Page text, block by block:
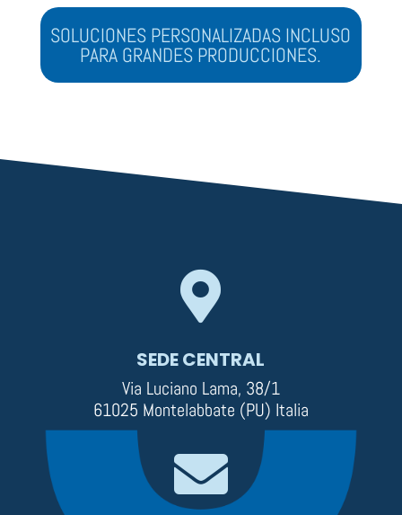
SOLUCIONES PERSONALIZADAS INCLUSO
PARA GRANDES PRODUCCIONES.

SEDE CENTRAL
Via Luciano Lama, 38/1
61025 Montelabbate (PU) Italia
